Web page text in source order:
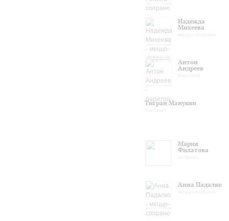
Надежда
Михеева
Антон
Андреев
Тигран Манукян
Мария
Филатова
Анна Падалко